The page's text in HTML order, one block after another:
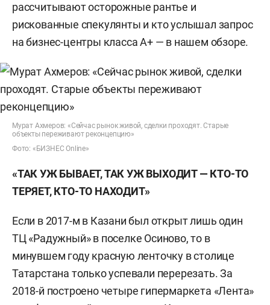
рассчитывают осторожные рантье и
рискованные спекулянты и кто услышал запрос
на бизнес-центры класса А+ — в нашем обзоре.
Мурат Ахмеров: «Сейчас рынок живой, сделки проходят. Старые
объекты переживают реконцепцию»
Фото: «БИЗНЕС Online»
«ТАК УЖ БЫВАЕТ, ТАК УЖ ВЫХОДИТ — КТО-ТО
ТЕРЯЕТ, КТО-ТО НАХОДИТ»
Если в 2017-м в Казани был открыт лишь один
ТЦ «Радужный» в поселке Осиново, то в
минувшем году красную ленточку в столице
Татарстана только успевали перерезать. За
2018-й построено четыре гипермаркета «Лента»